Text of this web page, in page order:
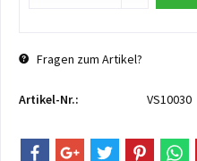
Fragen zum Artikel?
Artikel-Nr.: VS10030